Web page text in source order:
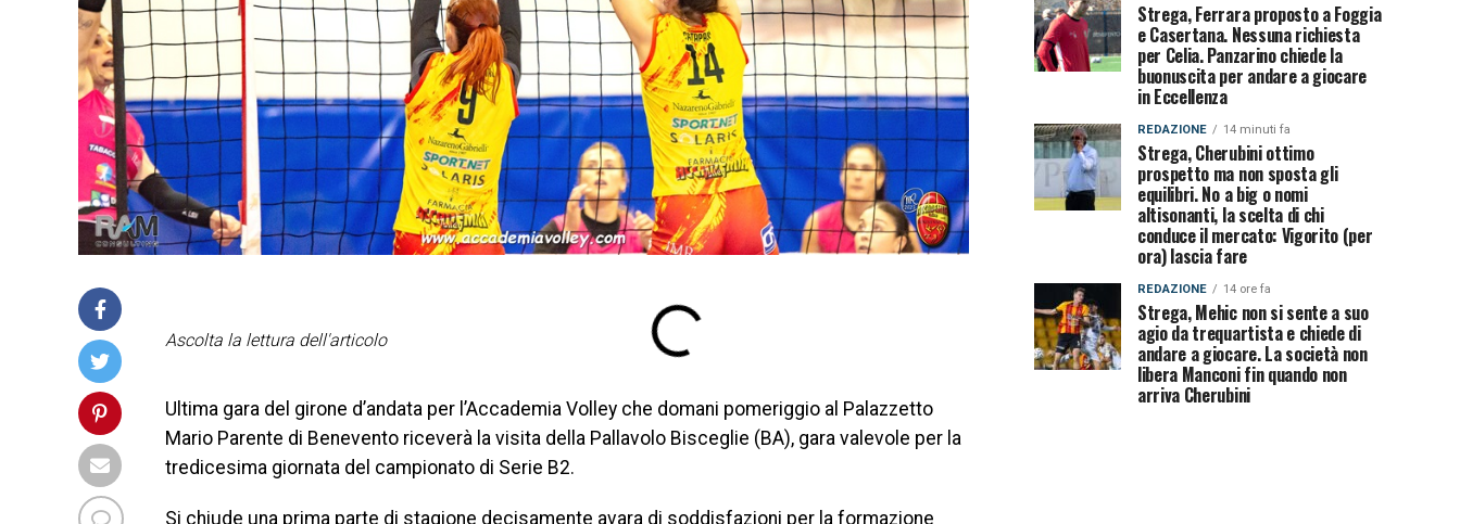
Ascolta la lettura dell'articolo
Ultima gara del girone d’andata per l’Accademia Volley che domani pomeriggio al Palazzetto
Mario Parente di Benevento riceverà la visita della Pallavolo Bisceglie (BA), gara valevole per la
tredicesima giornata del campionato di Serie B2.
Si chiude una prima parte di stagione decisamente avara di soddisfazioni per la formazione
Strega, Ferrara proposto a Foggia
e Casertana. Nessuna richiesta
per Celia. Panzarino chiede la
buonuscita per andare a giocare
in Eccellenza
REDAZIONE 14 minuti fa
Strega, Cherubini ottimo
prospetto ma non sposta gli
equilibri. No a big o nomi
altisonanti, la scelta di chi
conduce il mercato: Vigorito (per
ora) lascia fare
REDAZIONE 14 ore fa
Strega, Mehic non si sente a suo
agio da trequartista e chiede di
andare a giocare. La società non
libera Manconi fin quando non
arriva Cherubini